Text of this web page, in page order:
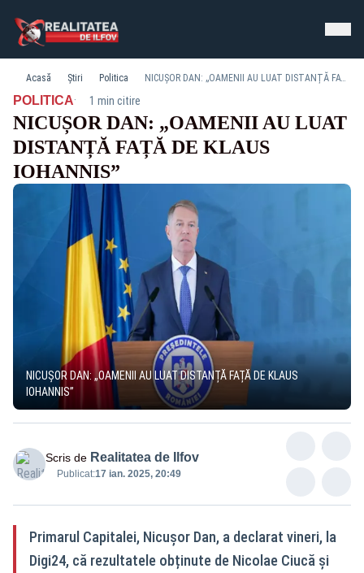
Acasă Știri Politica NICUȘOR DAN: „OAMENII AU LUAT DISTANȚĂ FAȚĂ DE KLAUS IOHANNIS”
POLITICA· 1 min citire
NICUȘOR DAN: „OAMENII AU LUAT
DISTANȚĂ FAȚĂ DE KLAUS
IOHANNIS”
NICUȘOR DAN: „OAMENII AU LUAT DISTANȚĂ FAȚĂ DE KLAUS
IOHANNIS”
Scris de Realitatea de Ilfov
Publicat:17 ian. 2025, 20:49
Primarul Capitalei, Nicușor Dan, a declarat vineri, la
Digi24, că rezultatele obținute de Nicolae Ciucă și